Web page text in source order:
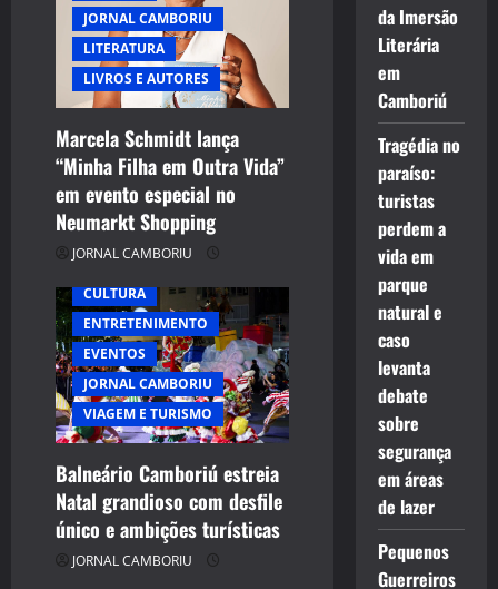
o
n
JORNAL CAMBORIU
LITERATURA
LIVROS E AUTORES
Marcela Schmidt lança
“Minha Filha em Outra Vida”
em evento especial no
Neumarkt Shopping
JORNAL CAMBORIU
CULTURA
ENTRETENIMENTO
EVENTOS
JORNAL CAMBORIU
VIAGEM E TURISMO
Balneário Camboriú estreia
Natal grandioso com desfile
único e ambições turísticas
JORNAL CAMBORIU
da Imersão
Literária
em
Camboriú
Tragédia no
paraíso:
turistas
perdem a
vida em
parque
natural e
caso
levanta
debate
sobre
segurança
em áreas
de lazer
Pequenos
Guerreiros